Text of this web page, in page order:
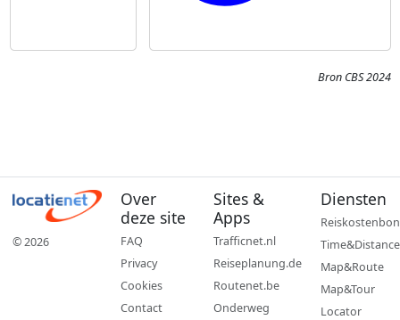
Bron CBS 2024
© 2026
Over
deze site
FAQ
Privacy
Cookies
Contact
Sites &
Apps
Trafficnet.nl
Reiseplanung.de
Routenet.be
Onderweg
Diensten
Reiskostenbon
Time&Distance
Map&Route
Map&Tour
Locator